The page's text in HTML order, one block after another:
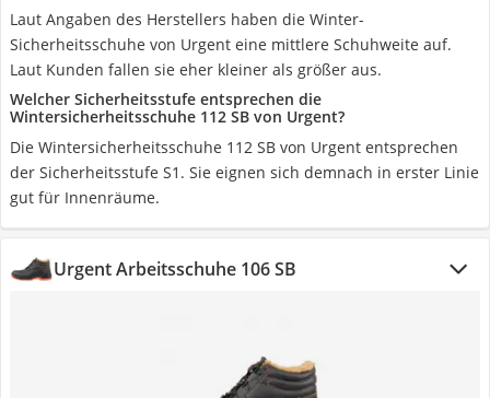
Laut Angaben des Herstellers haben die Winter-
Sicherheitsschuhe von Urgent eine mittlere Schuhweite auf.
Laut Kunden fallen sie eher kleiner als größer aus.
Welcher Sicherheitsstufe entsprechen die
Wintersicherheitsschuhe 112 SB von Urgent?
Die Wintersicherheitsschuhe 112 SB von Urgent entsprechen
der Sicherheitsstufe S1. Sie eignen sich demnach in erster Linie
gut für Innenräume.
Urgent Arbeitsschuhe 106 SB